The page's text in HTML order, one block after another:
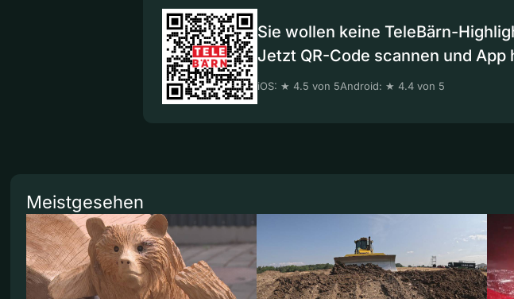
Sie wollen keine TeleBärn-
Jetzt QR-Code scannen und App
iOS: ★ 4.5 von 5Android: ★ 4.4 von 5
Meistgesehen